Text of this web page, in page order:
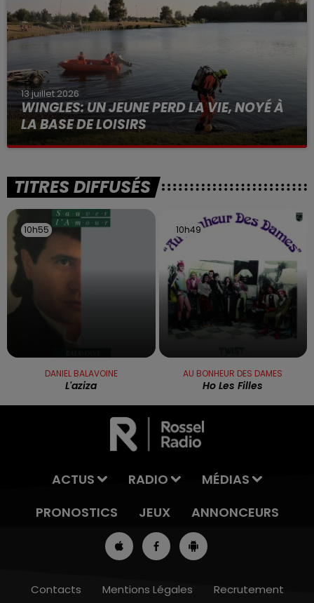
13 juillet 2026
WINGLES: UN JEUNE PERD LA VIE, NOYÉ À
LA BASE DE LOISIRS
La victime a coulé à pic
TITRES DIFFUSÉS
10h55
10h55
DANIEL BALAVOINE
L'aziza
10h49
10h49
AU BONHEUR DES DAMES
Ho Les Filles
ACTUS RADIO
MÉDIAS
PRONOSTICS
JEUX ANNONCEURS
Contacts Mentions Légales Recrutement